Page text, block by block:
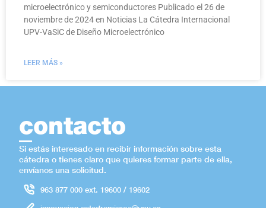
microelectrónico y semiconductores Publicado el 26 de
noviembre de 2024 en Noticias La Cátedra Internacional
UPV-VaSiC de Diseño Microelectrónico
LEER MÁS »
contacto
Si estás interesado en recibir información sobre esta
cátedra o tienes claro que quieres formar parte de ella,
envíanos una solicitud.
963 877 000 ext. 19600 / 19602